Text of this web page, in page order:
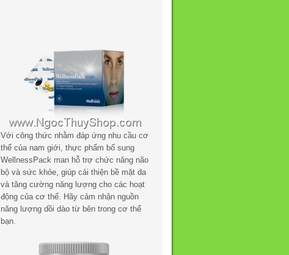
Với công thức nhằm đáp ứng nhu cầu cơ
thể của nam giới, thực phẩm bổ sung
WellnessPack man hỗ trợ chức năng não
bộ và sức khỏe, giúp cải thiện bề mặt da
và tăng cường năng lượng cho các hoạt
động của cơ thể. Hãy cảm nhận nguồn
năng lượng dồi dào từ bên trong cơ thể
bạn.